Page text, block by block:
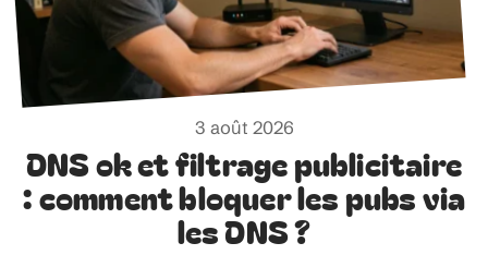
3 août 2026
DNS ok et filtrage publicitaire
: comment bloquer les pubs via
les DNS ?